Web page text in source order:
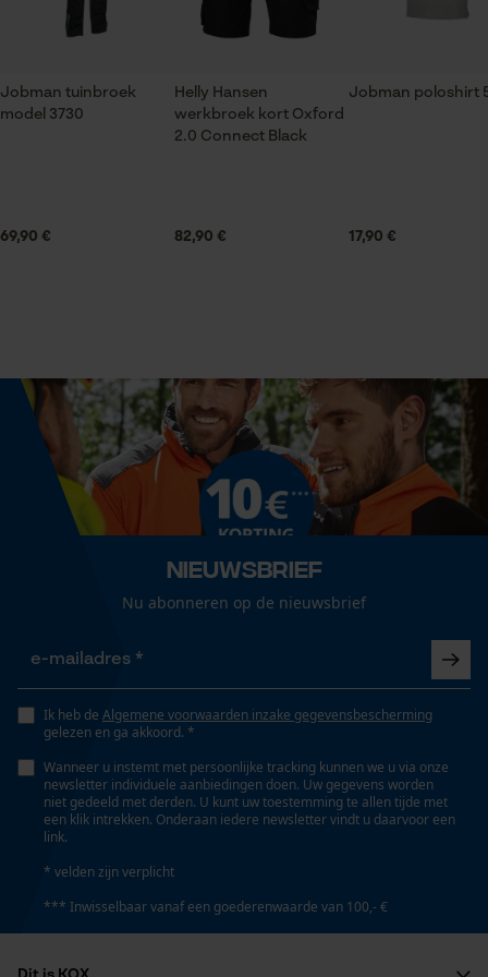
1x 3M gehoorbescherming voor helmbevestiging
Peltor Optime II groen
Isolatiewaarde
31 dB
zacht, comfortabel, geluidsisolerend,
geluidsabsorberend
Fasewisselaar
Nee
Schuine snede
Nee
Jobman tuinbroek
model 3730
69,90 €
Helly Hansen
werkbroek kort Oxford
2.0 Connect Black
82,90 €
Jobman poloshirt
17,90 €
Nieuwsbrief
Nu abonneren op de nieuwsbrief
Ik heb de Algemene voorwaarden inzake gegevensbescherming
gelezen en ga akkoord. *
Wanneer u instemt met persoonlijke tracking kunnen we u via onze
newsletter individuele aanbiedingen doen. Uw gegevens worden
niet gedeeld met derden. U kunt uw toestemming te allen tijde met
een klik intrekken. Onderaan iedere newsletter vindt u daarvoor een
link.
* velden zijn verplicht
*** Inwisselbaar vanaf een goederenwaarde van 100,- €
Econda Tag Manager
Statistische Cookies
Prestatie en functionele
Cookies
Loop54 Personalization
Gepersonaliseerde homepage
Opgeslagen winkelwagen
Persoonlijke begroeting
Google Maps
Marketing Cookies
Google Global Site Tag
Microsoft Advertising Universal